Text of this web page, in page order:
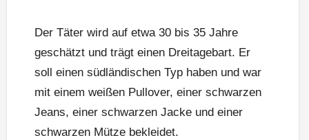
Der Täter wird auf etwa 30 bis 35 Jahre
geschätzt und trägt einen Dreitagebart. Er
soll einen südländischen Typ haben und war
mit einem weißen Pullover, einer schwarzen
Jeans, einer schwarzen Jacke und einer
schwarzen Mütze bekleidet.